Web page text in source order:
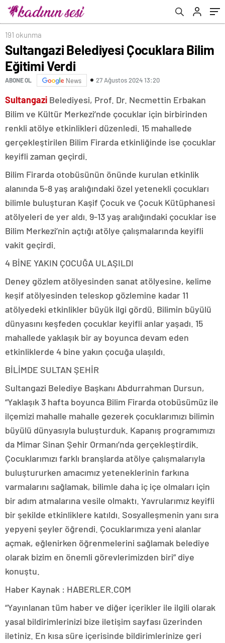
191 okunma
Sultangazi Belediyesi Çocuklara Bilim
Eğitimi Verdi
ABONE OL News 27 Ağustos 2024 13:20
Sultangazi Belediyesi, Prof. Dr. Necmettin Erbakan
Bilim ve Kültür Merkezi’nde çocuklar için birbirinden
renkli atölye etkinlikleri düzenledi. 15 mahallede
gerçekleştirilen Bilim Firarda etkinliğinde ise çocuklar
keyifli zaman geçirdi.
Bilim Firarda otobüsünün önünde kurulan etkinlik
alanında 5-8 yaş aralığındaki özel yetenekli çocukları
bilimle buluşturan Kaşif Çocuk ve Çocuk Kütüphanesi
atölyeleri de yer aldı. 9-13 yaş aralığındaki çocuklar ise
Bilim Merkezi’nin açtığı atölye çalışmalarında keyifli
vakit geçirdi.
4 BİNE YAKIN ÇOCUĞA ULAŞILDI
Deney gözlem atölyesinden sanat atölyesine, kelime
keşif atölyesinden teleskop gözlemine kadar 11
atölyedeki etkinlikler büyük ilgi gördü. Bilimin büyülü
dünyasını keşfeden çocuklar keyifli anlar yaşadı. 15
mahallede yaklaşık bir ay boyunca devam eden
etkinliklerde 4 bine yakın çocuğa ulaşıldı.
BİLİMDE SULTAN ŞEHİR
Sultangazi Belediye Başkanı Abdurrahman Dursun,
“Yaklaşık 3 hafta boyunca Bilim Firarda otobüsümüz ile
ilçemizi mahalle mahalle gezerek çocuklarımızı bilimin
büyülü dünyasıyla buluşturduk. Kapanış programımızı
da Mimar Sinan Şehir Ormanı’nda gerçekleştirdik.
Çocuklarımızı farklı branşlarda atölye çalışmalarıyla
buluştururken amacımız yeteneklerinin farkına
varmalarını sağlamak, bilimle daha iç içe olmaları için
bir adım atmalarına vesile olmaktı. Yavrularımız keyifli
bir şekilde etkinliklere katıldı. Sosyalleşmenin yanı sıra
yepyeni şeyler öğrendi. Çocuklarımıza yeni alanlar
açmak, eğlenirken öğrenmelerini sağlamak belediye
olarak bizim en önemli görevlerimizden biri” diye
konuştu.
Haber Kaynak : HABERLER.COM
“Yayınlanan tüm haber ve diğer içerikler ile ilgili olarak
yasal bildirimlerinizi bize iletişim sayfası üzerinden
iletiniz. En kısa süre içerisinde bildirimlerinize geri